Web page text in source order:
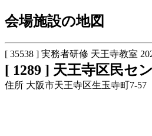
会場施設の地図
[ 35538 ] 実務者研修 天王寺教室
[ 1289 ] 天王寺区民セ
住所 大阪市天王寺区生玉寺町7-57